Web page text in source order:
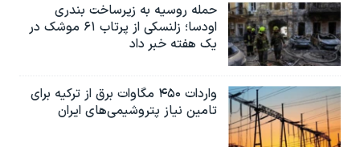
حمله روسیه به زیرساخت بندری
اودسا؛ زلنسکی از پرتاب ۶۱ موشک در
یک هفته خبر داد
واردات ۴۵۰ مگاوات برق از ترکیه برای
تامین نیاز پتروشیمی‌های ایران